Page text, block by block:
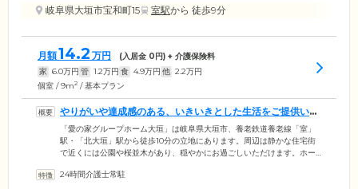
岐阜県大垣市宝和町15
室駅から 徒歩9分
月額14.2 万円 (入居金 0円) + 介護保険料
家 6.0万円 管 1.2万円 食 4.9万円 他 2.2万円
個室 / 9m2 / 基本プラン
やりがいや達成感のある、いきいきとした生活をご提供いた
します
「愛の家グループホーム大垣」は岐阜県大垣市、養老鉄道養老線「室」
駅・「北大垣」駅から徒歩10分の立地にあります。周辺は静かな住宅街
で近くには公園や桜並木があり、穏やかにお過ごしいただけます。ホー
しています。リビングではレクリエーション活動やイベントを開催し、
24時間介護士常駐